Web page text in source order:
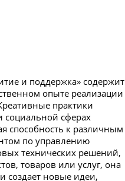
и поддержка» содержит
опыте реализации
практики
социальной сферах
способность к различным
по управлению
технических решений,
товаров или услуг, она
создает новые идеи,